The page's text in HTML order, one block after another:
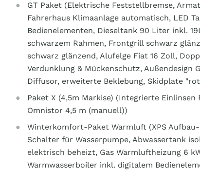
GT Paket (Elektrische Feststellbremse,
Fahrerhaus Klimaanlage automatisch, LED
Bedienelementen, Dieseltank 90 Liter inkl.
schwarzem Rahmen, Frontgrill schwarz
schwarz glänzend, Alufelge Fiat 16 Zoll,
Verdunklung & Mückenschutz, Außendesign
Diffusor, erweiterte Beklebung, Skidplate
Paket X (4,5m Markise) (Integrierte
Omnistor 4,5 m (manuell))
Winterkomfort-Paket Warmluft (XPS
Schalter für Wasserpumpe, Abwassertank
elektrisch beheizt, Gas Warmluftheizung 6
Warmwasserboiler inkl. digitalem